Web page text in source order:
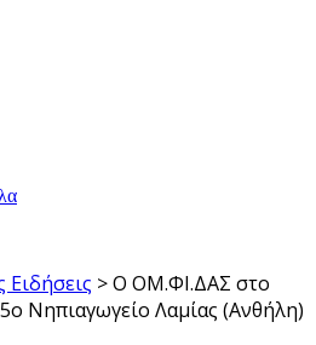
Ειδήσεις >Ο ΟΜ.ΦΙ.ΔΑΣ στο
Νηπιαγωγείο Λαμίας (Ανθήλη)